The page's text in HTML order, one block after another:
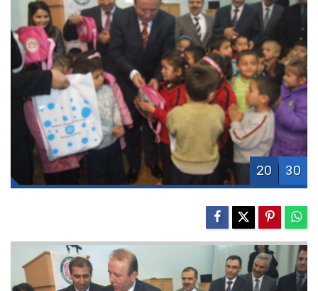
20 30